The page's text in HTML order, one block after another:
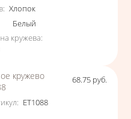
: Хлопок
Белый
кружева:
кружево
: ЕТ1088
Цена
68.75 руб.